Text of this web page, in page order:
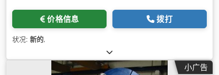
价格信息 拨打
状况: 新的,
小广告